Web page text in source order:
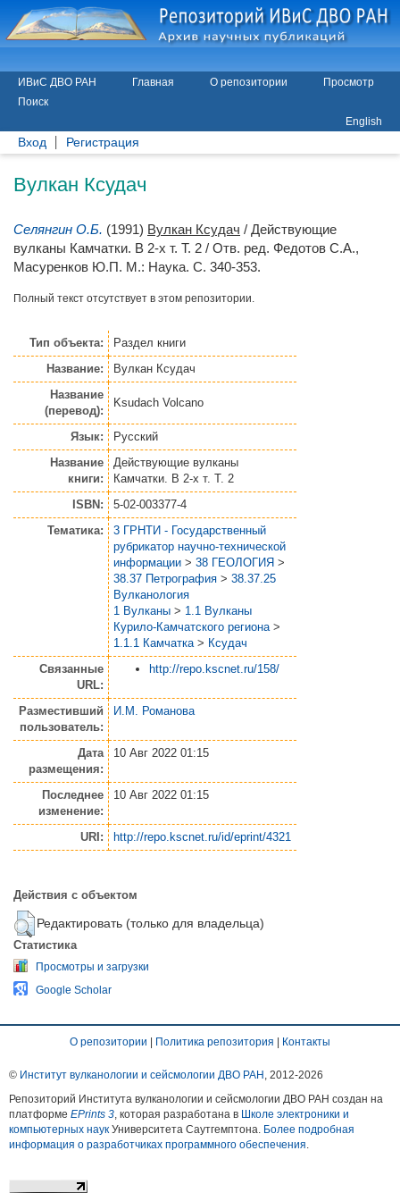
ИВиС ДВО РАН Главная О репозитории
Просмотр
Поиск
English
Вход Регистрация
Вулкан Ксудач
Селянгин О.Б. (1991) Вулкан Ксудач / Действующие
вулканы Камчатки. В 2-х т. Т. 2 / Отв. ред. Федотов С.А.,
Масуренков Ю.П. М.: Наука. С. 340-353.
Полный текст отсутствует в этом репозитории.
Тип объекта:
Раздел книги
Название:
Вулкан Ксудач
Название
(перевод):
Ksudach Volcano
Язык:
Русский
Название
книги:
Действующие вулканы
Камчатки. В 2-х т. Т. 2
ISBN:
5-02-003377-4
Тематика:
3 ГРНТИ - Государственный
рубрикатор научно-технической
информации > 38 ГЕОЛОГИЯ >
38.37 Петрография > 38.37.25
Вулканология
1 Вулканы > 1.1 Вулканы
Курило-Камчатского региона >
1.1.1 Камчатка > Ксудач
Связанные
URL:
http://repo.kscnet.ru/158/
Разместивший
пользователь:
И.М. Романова
Дата
размещения:
10 Авг 2022 01:15
Последнее
изменение:
10 Авг 2022 01:15
URI: http://repo.kscnet.ru/id/eprint/4321
Действия с объектом
Редактировать (только для владельца)
Статистика
Просмотры и загрузки
Google Scholar
О репозитории | Политика репозитория | Контакты
© Институт вулканологии и сейсмологии ДВО РАН , 2012-2026
Репозиторий Института вулканологии и сейсмологии ДВО РАН создан на
платформе EPrints 3 , которая разработана в Школе электроники и
компьютерных наук Университета Саутгемптона. Более подробная
информация о разработчиках программного обеспечения